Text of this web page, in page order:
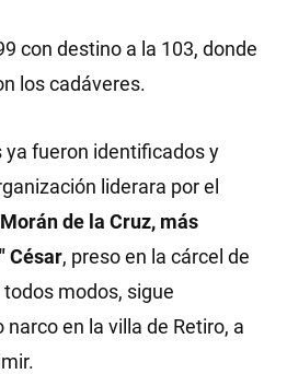
con destino a la 103, donde
los cadáveres.
fueron identificados y
liderara por el
de la Cruz, más
César, preso en la cárcel de
modos, sigue
en la villa de Retiro, a